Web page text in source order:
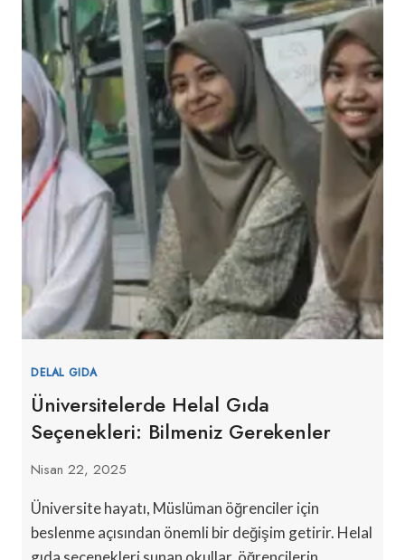
BILMENIZ
GEREKENLER
DELAL GIDA
Üniversitelerde Helal Gıda
Seçenekleri: Bilmeniz Gerekenler
Nisan 22, 2025
Üniversite hayatı, Müslüman öğrenciler için
beslenme açısından önemli bir değişim getirir. Helal